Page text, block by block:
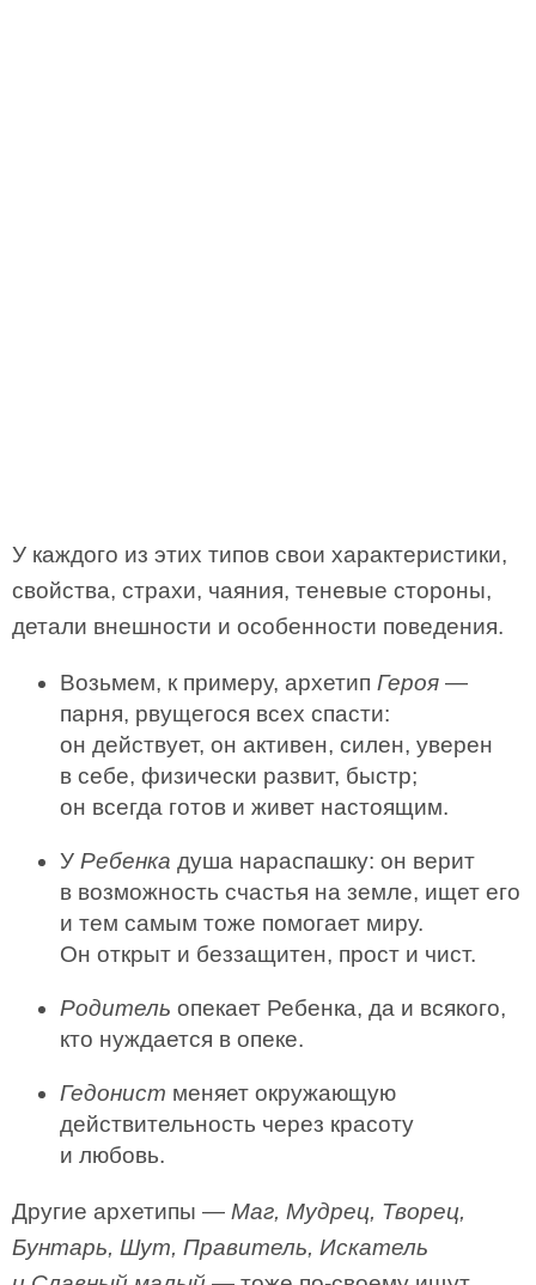
У каждого из этих типов свои характеристики,
свойства, страхи, чаяния, теневые стороны,
детали внешности и особенности поведения.
Возьмем, к примеру, архетип Героя —
парня, рвущегося всех спасти:
он действует, он активен, силен, уверен
в себе, физически развит, быстр;
он всегда готов и живет настоящим.
У Ребенка душа нараспашку: он верит
в возможность счастья на земле, ищет его
и тем самым тоже помогает миру.
Он открыт и беззащитен, прост и чист.
Родитель опекает Ребенка, да и всякого,
кто нуждается в опеке.
Гедонист меняет окружающую
действительность через красоту
и любовь.
Другие архетипы — Маг, Мудрец, Творец,
Бунтарь, Шут, Правитель, Искатель